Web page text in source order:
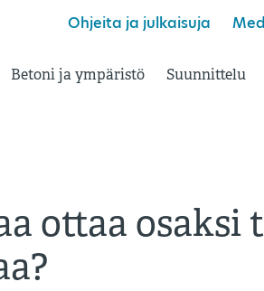
Ohjeita ja julkaisuja
Betoni ja ympäristö Suunnittelu
ottaa osaksi